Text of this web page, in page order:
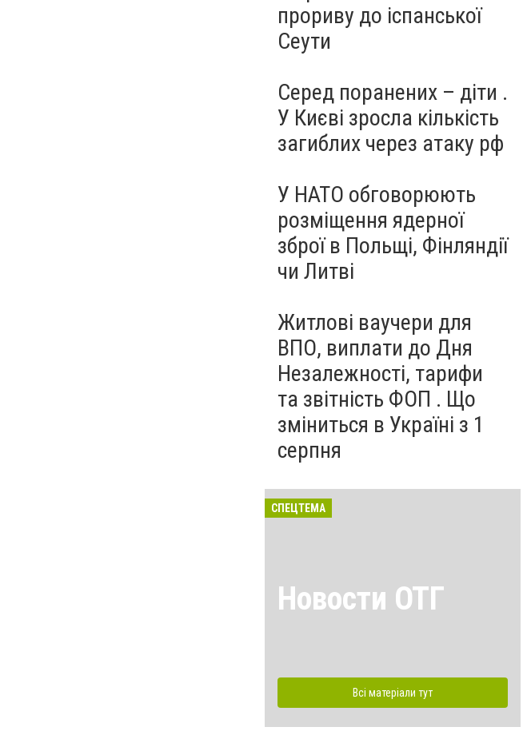
прориву до іспанської
Сеути
Серед поранених – діти .
У Києві зросла кількість
загиблих через атаку рф
У НАТО обговорюють
розміщення ядерної
зброї в Польщі, Фінляндії
чи Литві
Житлові ваучери для
ВПО, виплати до Дня
Незалежності, тарифи
та звітність ФОП . Що
зміниться в Україні з 1
серпня
СПЕЦТЕМА
Новости ОТГ
Всі матеріали тут